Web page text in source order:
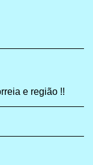
e região !!